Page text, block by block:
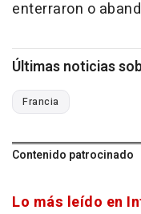
enterraron o
Últimas noticias
Francia
Contenido patrocinado
Lo más leído en